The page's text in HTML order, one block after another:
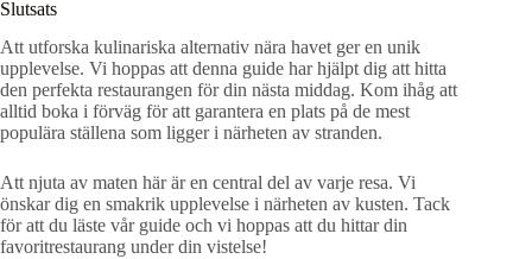
Slutsats
Att utforska kulinariska alternativ nära havet ger en unik
upplevelse. Vi hoppas att denna guide har hjälpt dig att hitta
den perfekta restaurangen för din nästa middag. Kom ihåg att
alltid boka i förväg för att garantera en plats på de mest
populära ställena som ligger i närheten av stranden.
Att njuta av maten här är en central del av varje resa. Vi
önskar dig en smakrik upplevelse i närheten av kusten. Tack
för att du läste vår guide och vi hoppas att du hittar din
favoritrestaurang under din vistelse!